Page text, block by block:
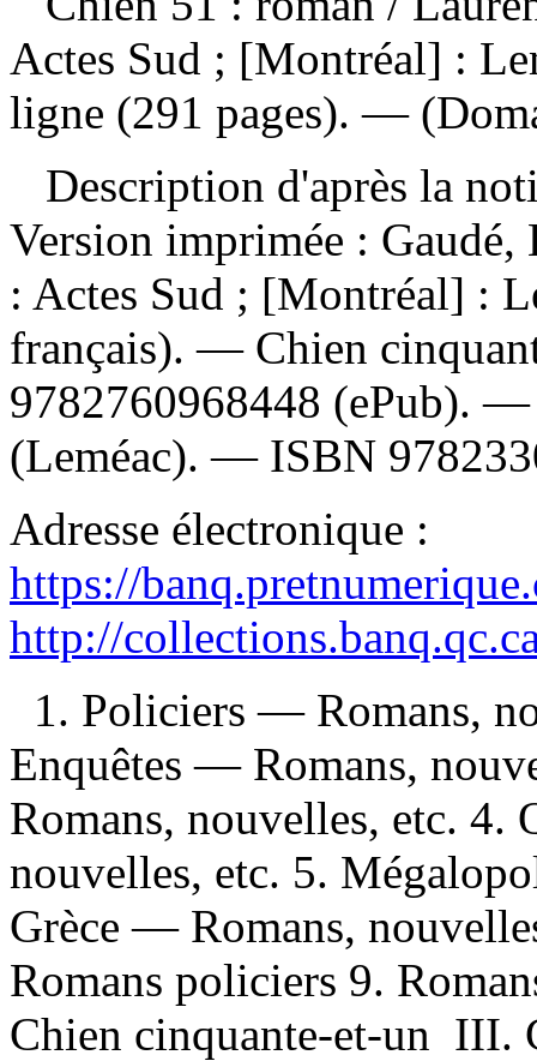
Actes Sud ; [Montréal] :
ligne (291 pages). —
Description d'après la
Version imprimée : Gaudé,
: Actes Sud ; [Montréal] :
français). — Chien
9782760968448 (ePub).
(Leméac). — ISBN
Adresse électronique :
https://
http://
1. Policiers — Romans,
Enquêtes — Romans,
Romans, nouvelles, etc.
nouvelles, etc. 5.
Grèce — Romans,
Romans policiers 9.
Chien cinquante-et-un III.